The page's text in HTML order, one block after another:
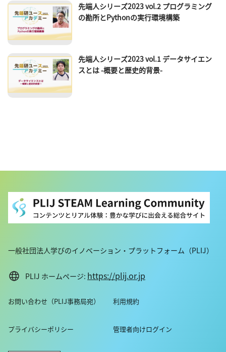
先端人シリーズ2023 vol.2 プログラミング
の勘所とPythonの実行環境構築
先端人シリーズ2023 vol.1 データサイエン
スとは -概要と歴史的背景-
一般社団法人学びのイノベーション・プラットフォーム（PLIJ）
PLIJ ホームページ: https://plij.or.jp
お問い合わせ（PLIJ事務局宛） 利用規約
プライバシーポリシー 管理者向けログイン